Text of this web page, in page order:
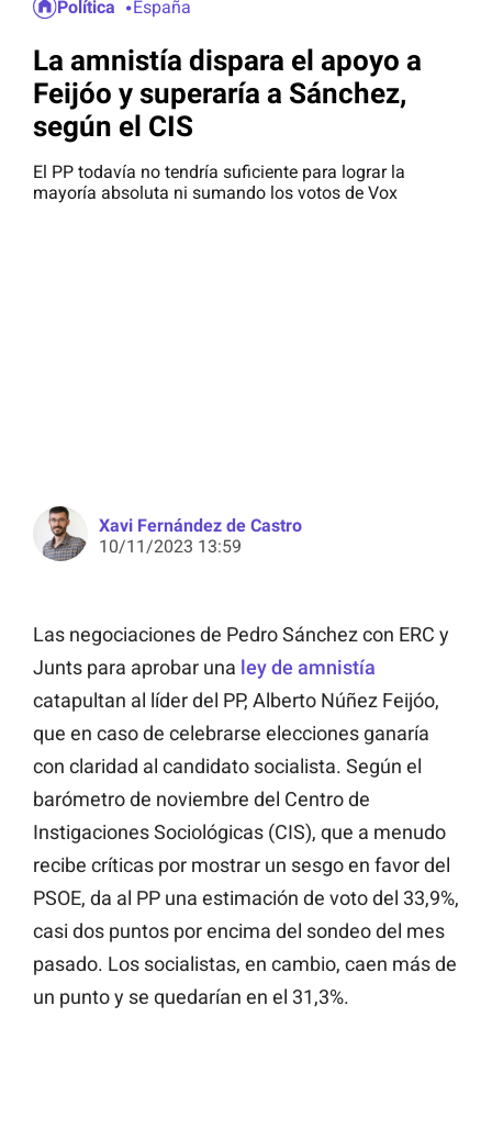
Política España
La amnistía dispara el apoyo a
Feijóo y superaría a Sánchez,
según el CIS
El PP todavía no tendría suficiente para lograr la
mayoría absoluta ni sumando los votos de Vox
Xavi Fernández de Castro
10/11/2023 13:59
Las negociaciones de Pedro Sánchez con ERC y
Junts para aprobar una ley de amnistía
catapultan al líder del PP, Alberto Núñez Feijóo,
que en caso de celebrarse elecciones ganaría
con claridad al candidato socialista. Según el
barómetro de noviembre del Centro de
Instigaciones Sociológicas (CIS), que a menudo
recibe críticas por mostrar un sesgo en favor del
PSOE, da al PP una estimación de voto del 33,9%,
casi dos puntos por encima del sondeo del mes
pasado. Los socialistas, en cambio, caen más de
un punto y se quedarían en el 31,3%.